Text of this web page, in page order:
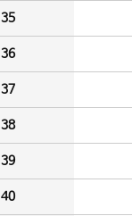
35
36
37
38
39
40